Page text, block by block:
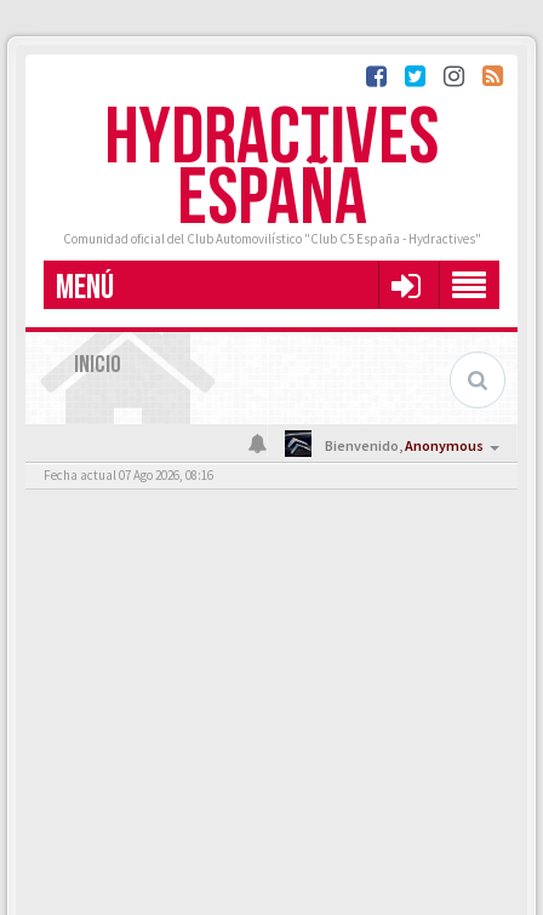
HYDRACTIVES
ESPAÑA
Comunidad oficial del Club Automovilístico "Club C5 España - Hydractives"
MENÚ
INICIO
Bienvenido,Anonymous
Fecha actual 07 Ago 2026, 08:16